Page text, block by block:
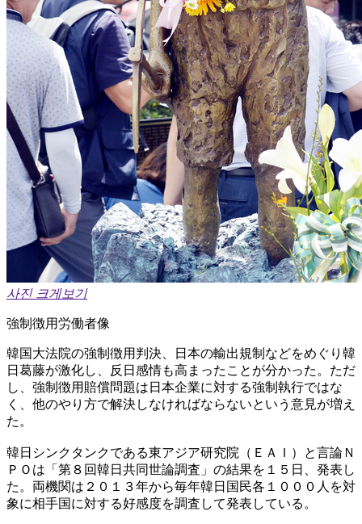
사진 크게보기
強制徴用労働者像
韓国大法院の強制徴用判決、日本の輸出規制などをめぐり韓
日葛藤が激化し、反日感情も高まったことが分かった。ただ
し、強制徴用賠償問題は日本企業に対する強制執行ではな
く、他のやり方で解決しなければならないという意見が増え
た。
韓日シンクタンクである東アジア研究院（ＥＡＩ）と言論Ｎ
ＰＯは「第８回韓日共同世論調査」の結果を１５日、発表し
た。両機関は２０１３年から毎年韓日国民各１０００人を対
象に相手国に対する好感度を調査して発表している。